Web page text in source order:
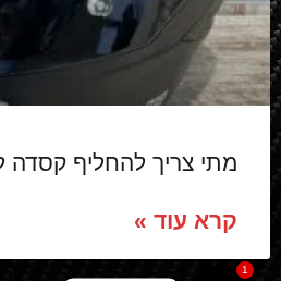
מתי צריך להחליף קסדה
קרא עוד »
1